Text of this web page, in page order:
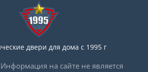
двери для дома с 1995 г
на сайте не является